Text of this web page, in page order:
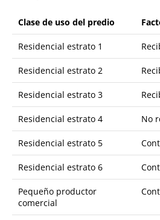
Clase de uso del predio
Residencial estrato 1
Residencial estrato 2
Residencial estrato 3
Residencial estrato 4 No
Residencial estrato 5
Residencial estrato 6
Pequeño productor
comercial